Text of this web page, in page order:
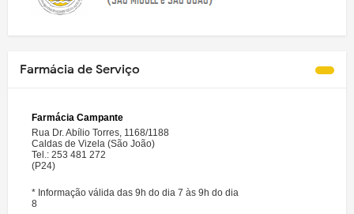
Farmácia de Serviço